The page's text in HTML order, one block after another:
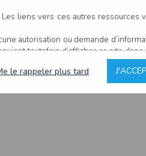
liens vers ces autres ressources
autorisation ou demande
toutefois d’afficher ce site dans
estime non conforme à l’objet du
le rappeler plus tard